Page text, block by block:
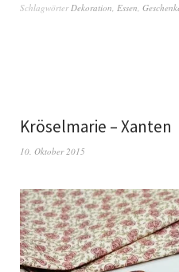
Schlagwörter Dekoration Essen
Kröselmarie – Xanten
10. Oktober 2015